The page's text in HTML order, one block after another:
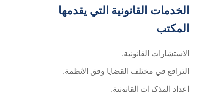
الخدمات القانونية التي يقدمها
المكتب
الاستشارات القانونية.
الترافع في مختلف القضايا وفق الأنظمة.
إعداد المذكرات القانونية.